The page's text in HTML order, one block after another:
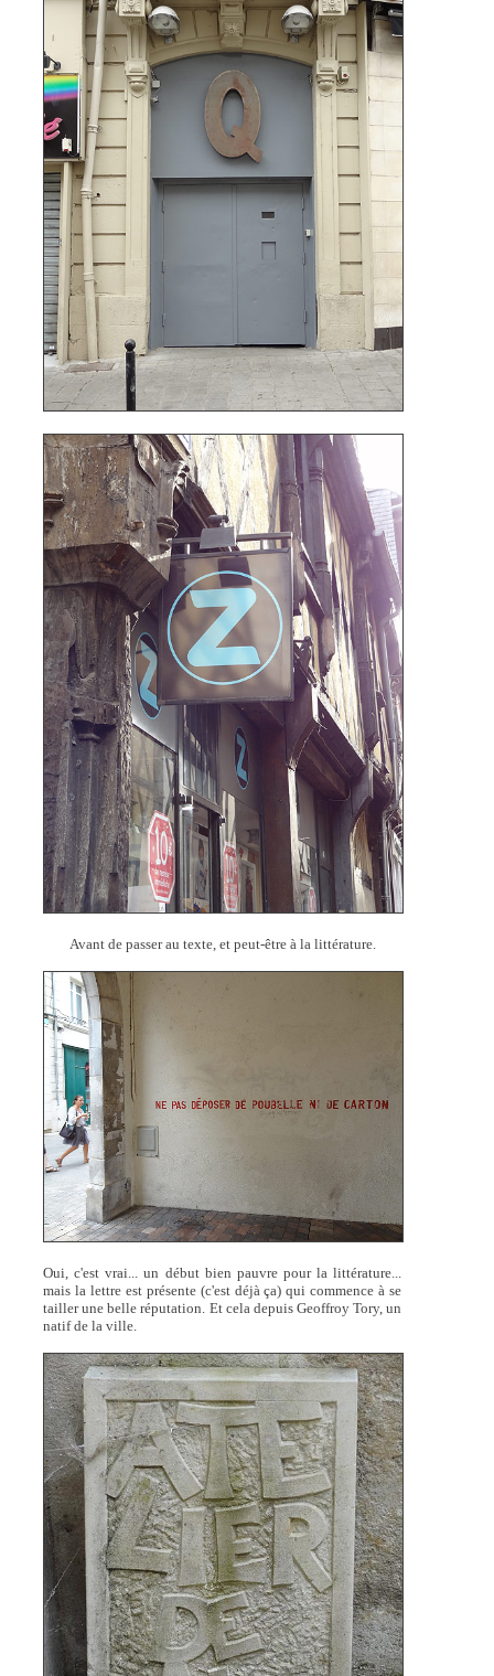
Avant de passer au texte, et peut-être à la littérature.
Oui, c'est vrai... un début bien pauvre pour la littérature...
mais la lettre est présente (c'est déjà ça) qui commence à se
tailler une belle réputation. Et cela depuis Geoffroy Tory, un
natif de la ville.